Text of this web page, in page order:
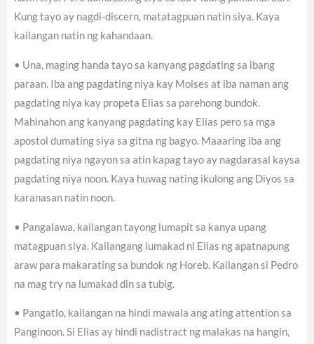
Kung tayo ay nagdi-discern, matatagpuan natin siya. Kaya
kailangan natin ng kahandaan.
• Una, maging handa tayo sa kanyang pagdating sa ibang
paraan. Iba ang pagdating niya kay Moises at iba naman ang
pagdating niya kay propeta Elias sa parehong bundok.
Mahinahon ang kanyang pagdating kay Elias pero sa mga
apostol dumating siya sa gitna ng bagyo. Maaaring iba ang
pagdating niya ngayon sa atin kapag tayo ay nagdarasal kaysa
pagdating niya noon. Kaya huwag nating ikulong ang Diyos sa
karanasan natin noon.
• Pangalawa, kailangan tayong lumapit sa kanya upang
matagpuan siya. Kailangang lumakad ni Elias ng apatnapung
araw para makarating sa bundok ng Horeb. Kailangan si Pedro
na mag try na lumakad din sa tubig.
• Pangatlo, kailangan na hindi mawala ang ating attention sa
Panginoon. Si Elias ay hindi nadistract ng malakas na hangin,